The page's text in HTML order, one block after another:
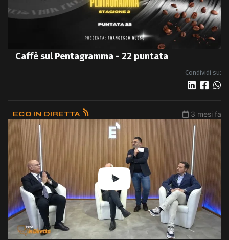
Caffè sul Pentagramma - 22 puntata
Condividi su:
ECO IN DIRETTA 3 mesi fa